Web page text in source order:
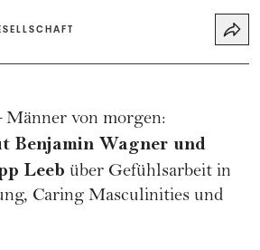
Männer von morgen:
Benjamin Wagner und
Leeb über Gefühlsarbeit in
Caring Masculinities und